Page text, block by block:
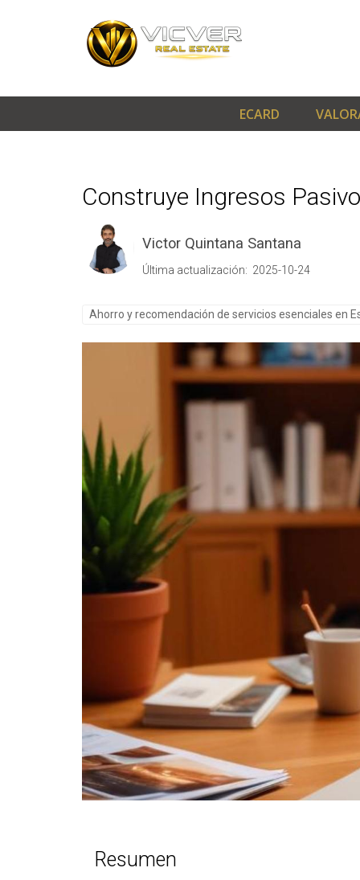
ECARD
Construye Ingresos
Victor Quintana Santana
Última actualización: 2025-10-24
Ahorro y recomendación de servicios esenciales en
Resumen